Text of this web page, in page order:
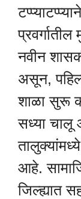
नवीन
असून,
शाळा सुरू
सध्या चालू
आहे.
जिल्ह्यात